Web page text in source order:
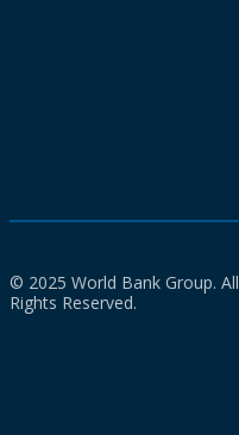
© 2025 World Bank Group. All
Rights Reserved.